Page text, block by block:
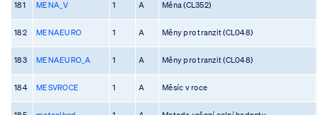
181 MENA_V 1 A Měna (CL352)
182 MENAEURO 1 A Měny pro tranzit (CL048)
183 MENAEURO_A 1 A Měny pro tranzit (CL048)
184 MESVROCE 1 A Měsíc v roce